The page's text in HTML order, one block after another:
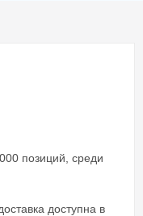
позиций, среди
доступна в